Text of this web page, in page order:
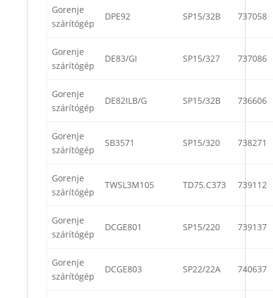
Gorenje
szárítógép
DPE92 SP15/32B 737058
Gorenje
szárítógép
DE83/GI SP15/327 737086
Gorenje
szárítógép
DE82ILB/G SP15/32B 736606
Gorenje
szárítógép
SB3571 SP15/320 738271
Gorenje
szárítógép
TWSL3M105 TD75.C373 739112
Gorenje
szárítógép
DCGE801 SP15/220 739137
Gorenje
szárítógép
DCGE803 SP22/22A 740637